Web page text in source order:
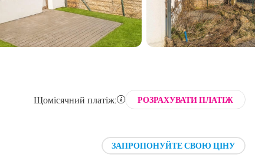
Щомісячний платіж: РОЗРАХУВАТИ ПЛАТІЖ
ЗАПРОПОНУЙТЕ СВОЮ ЦІНУ